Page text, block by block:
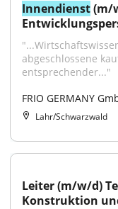
Innendienst (m/
abgeschlossene
entsprechender..."
FRIO GERMANY
Lahr/Schwarzwald
Leiter (m/w/d)
Konstruktion